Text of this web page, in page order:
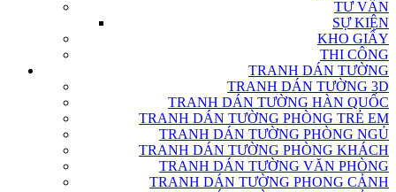
TƯ VẤN
SỰ KIỆN
KHO GIẤY
THI CÔNG
TRANH DÁN TƯỜNG
TRANH DÁN TƯỜNG 3D
TRANH DÁN TƯỜNG HÀN QUỐC
TRANH DÁN TƯỜNG PHÒNG TRẺ EM
TRANH DÁN TƯỜNG PHÒNG NGỦ
TRANH DÁN TƯỜNG PHÒNG KHÁCH
TRANH DÁN TƯỜNG VĂN PHÒNG
TRANH DÁN TƯỜNG PHONG CẢNH